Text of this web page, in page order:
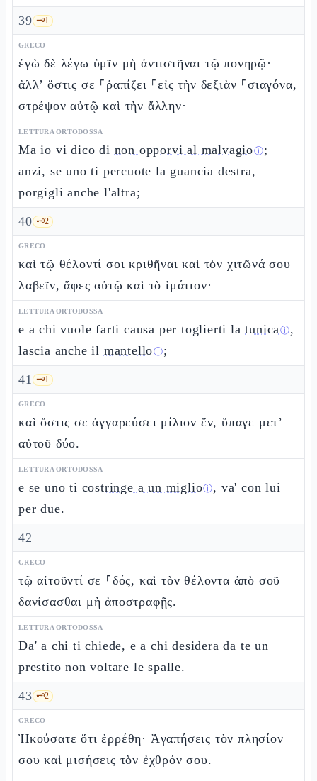
39 🗝️1
GRECO
ἐγὼ δὲ λέγω ὑμῖν μὴ ἀντιστῆναι τῷ πονηρῷ·
ἀλλ’ ὅστις σε ⸀ῥαπίζει ⸀εἰς τὴν δεξιὰν ⸀σιαγόνα,
στρέψον αὐτῷ καὶ τὴν ἄλλην·
LETTURA ORTODOSSA
Ma io vi dico di non opporvi al malvagioⓘ;
anzi, se uno ti percuote la guancia destra,
porgigli anche l'altra;
40 🗝️2
GRECO
καὶ τῷ θέλοντί σοι κριθῆναι καὶ τὸν χιτῶνά σου
λαβεῖν, ἄφες αὐτῷ καὶ τὸ ἱμάτιον·
LETTURA ORTODOSSA
e a chi vuole farti causa per toglierti latunicaⓘ,
lascia anche il mantelloⓘ;
41 🗝️1
GRECO
καὶ ὅστις σε ἀγγαρεύσει μίλιον ἕν, ὕπαγε μετ’
αὐτοῦ δύο.
LETTURA ORTODOSSA
e se uno ti costringe a un miglioⓘ, va' con lui
per due.
42
GRECO
τῷ αἰτοῦντί σε ⸀δός, καὶ τὸν θέλοντα ἀπὸ σοῦ
δανίσασθαι μὴ ἀποστραφῇς.
LETTURA ORTODOSSA
Da' a chi ti chiede, e a chi desidera da te un
prestito non voltare le spalle.
43 🗝️2
GRECO
Ἠκούσατε ὅτι ἐρρέθη· Ἀγαπήσεις τὸν πλησίον
σου καὶ μισήσεις τὸν ἐχθρόν σου.